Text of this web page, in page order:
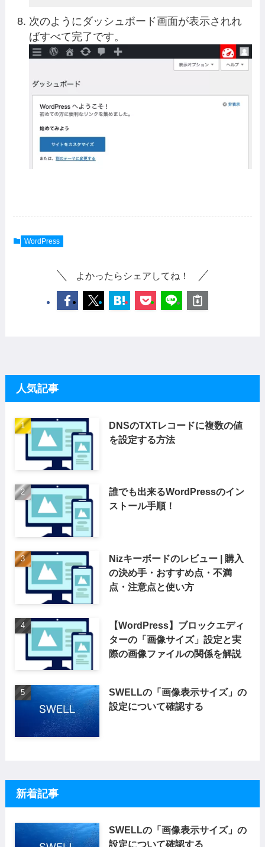
次のようにダッシュボード画面が表示されれ
ばすべて完了です。
WordPress
よかったらシェアしてね！
人気記事
DNSのTXTレコードに複数の値
を設定する方法
誰でも出来るWordPressのイン
ストール手順！
Nizキーボードのレビュー | 購入
の決め手・おすすめ点・不満
点・注意点と使い方
【WordPress】ブロックエディ
ターの「画像サイズ」設定と実
際の画像ファイルの関係を解説
SWELLの「画像表示サイズ」の
設定について確認する
新着記事
SWELLの「画像表示サイズ」の
設定について確認する